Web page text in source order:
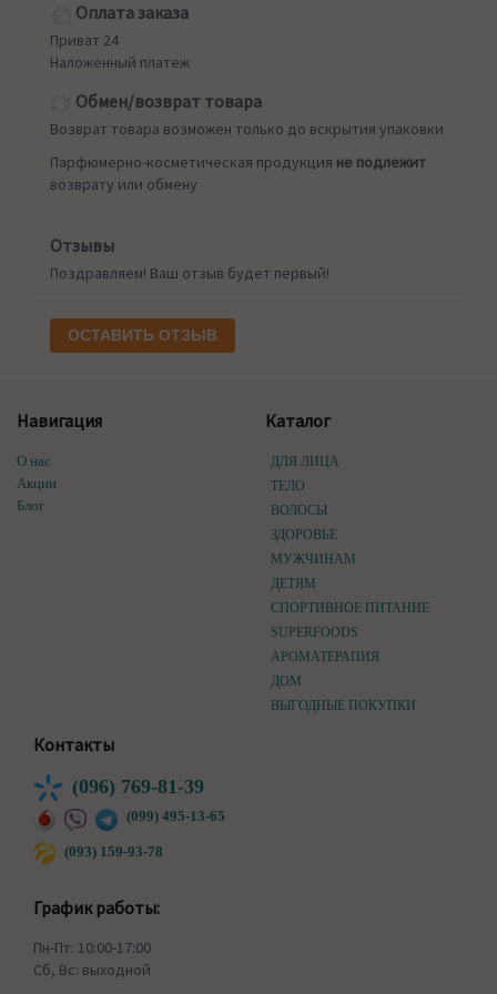
Оплата заказа
Приват 24
Наложенный платеж
Обмен/возврат товара
Возврат товара возможен только до вскрытия упаковки
Парфюмерно-косметическая продукция не подлежит
возврату или обмену
Отзывы
Поздравляем! Ваш отзыв будет первый!
ОСТАВИТЬ ОТЗЫВ
Навигация
О нас
Акции
Блог
Каталог
ДЛЯ ЛИЦА
ТЕЛО
ВОЛОСЫ
ЗДОРОВЬЕ
МУЖЧИНАМ
ДЕТЯМ
СПОРТИВНОЕ ПИТАНИЕ
SUPERFOODS
АРОМАТЕРАПИЯ
ДОМ
ВЫГОДНЫЕ ПОКУПКИ
Контакты
(096) 769-81-39
(099) 495-13-65
(093) 159-93-78
График работы:
Пн-Пт: 10:00-17:00
Сб, Вс: выходной